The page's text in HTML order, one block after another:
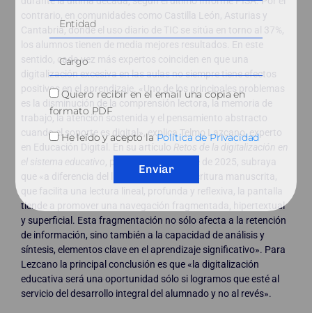
contrario, en comunidades como Castilla León, Asturias y
Cantabria, donde el uso diario de TIC se sitúa en torno al 37%,
los alumnos tienen de media mejores resultados. En este
sentido, cada vez más expertos coinciden en que una
digitalización excesiva en las aulas no siempre tiene efectos
positivos en el aprendizaje. «Uno de los principales problemas
es la disminución de la comprensión lectora, la memoria de
trabajo, la atención sostenida y el pensamiento abstracto
cuando el soporte es digital», explica Telmo Lazcano, experto
en Educación Digital. En su artículo Retos de la digitalización en
el sistema educativo, publicado en octubre de 2025, subraya
que «a diferencia del libro impreso y la escritura manuscrita,
que facilita una lectura lineal, profunda y reflexiva, la pantalla
tiende a promover una navegación fragmentada, hipertextual
y superficial. Esta fragmentación no sólo afecta a la retención
de información, sino también a la capacidad de análisis y
síntesis, elementos clave en el aprendizaje significativo». Para
Lezcano la principal conclusión es que «la digitalización
educativa será una oportunidad sólo si logramos que esté al
servicio del desarrollo integral del alumnado y no al revés».
Quiero recibir en el email una copia en
formato PDF
He leído y acepto laPolítica de Privacidad
Enviar